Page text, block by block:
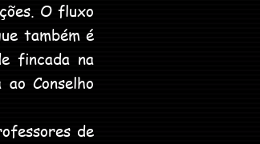
O fluxo
também é
fincada na
Conselho
de